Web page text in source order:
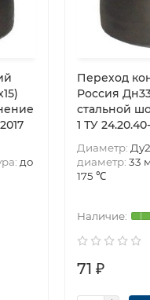
до
Переход
Россия
стальной
1 ТУ
Диаметр:
диаметр: 33
175 ℃
71 ₽